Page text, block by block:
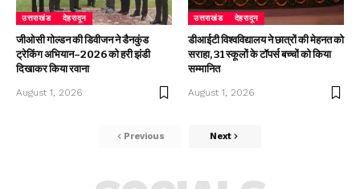
उत्तराखंड देहरादून
जीओसी गोल्डन की डिवीजन ने डैनकुंड
ट्रेकिंग अभियान–2026 को हरी झंडी
दिखाकर किया रवाना
August 1, 2026
उत्तराखंड देहरादून
डीआईटी विश्वविद्यालय ने छात्रों की मेहनत को
सराहा, 31 स्कूलों के टॉपर्स बच्चों को किया
सम्मानित
August 1, 2026
Previous Next